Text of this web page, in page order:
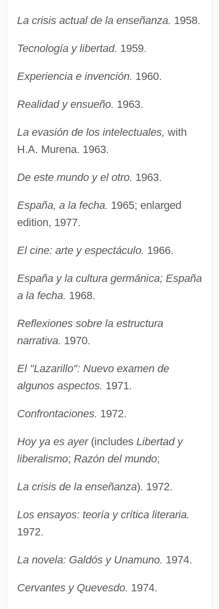
La crisis actual de la enseñanza. 1958.
Tecnología y libertad. 1959.
Experiencia e invención. 1960.
Realidad y ensueño. 1963.
La evasión de los intelectuales, with
H.A. Murena. 1963.
De este mundo y el otro. 1963.
España, a la fecha. 1965; enlarged
edition, 1977.
El cine: arte y espectáculo. 1966.
España y la cultura germánica; España
a la fecha. 1968.
Reflexiones sobre la estructura
narrativa. 1970.
El "Lazarillo": Nuevo examen de
algunos aspectos. 1971.
Confrontaciones. 1972.
Hoy ya es ayer(includes Libertad y
liberalismo; Razón del mundo;
La crisis de la enseñanza). 1972.
Los ensayos: teoría y crítica literaria.
1972.
La novela: Galdós y Unamuno. 1974.
Cervantes y Quevesdo. 1974.